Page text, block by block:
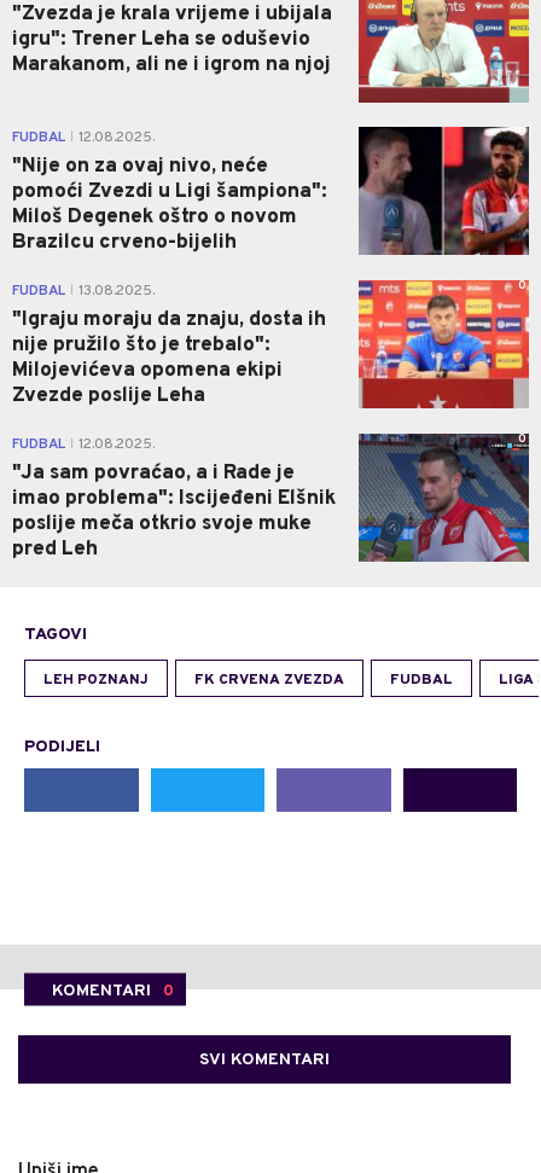
"Zvezda je krala vrijeme i ubijala
igru": Trener Leha se oduševio
Marakanom, ali ne i igrom na njoj
FUDBAL 12.08.2025.
"Nije on za ovaj nivo, neće
pomoći Zvezdi u Ligi šampiona":
Miloš Degenek oštro o novom
Brazilcu crveno-bijelih
0
FUDBAL 13.08.2025.
"Igraju moraju da znaju, dosta ih
nije pružilo što je trebalo":
Milojevićeva opomena ekipi
Zvezde poslije Leha
0
FUDBAL 12.08.2025.
"Ja sam povraćao, a i Rade je
imao problema": Iscijeđeni Elšnik
poslije meča otkrio svoje muke
pred Leh
0
TAGOVI
LEH POZNANJ FK CRVENA ZVEZDA FUDBAL LIGA
PODIJELI
KOMENTARI 0
SVI KOMENTARI